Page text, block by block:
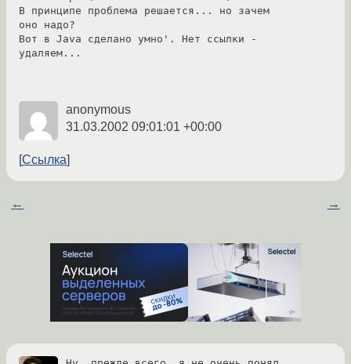
В принципе проблема решается... но зачем
оно надо?
Вот в Java сделано умно'. Нет ссылки -
удаляем...
anonymous
31.03.2002 09:01:01 +00:00
Ссылка
← →